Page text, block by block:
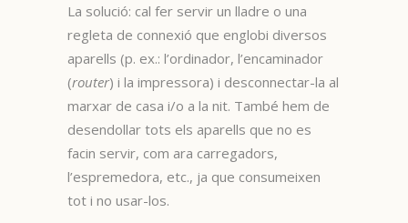
La solució: cal fer servir un lladre o una
regleta de connexió que englobi diversos
aparells (p. ex.: l’ordinador, l’encaminador
(router) i la impressora) i desconnectar-la al
marxar de casa i/o a la nit. També hem de
desendollar tots els aparells que no es
facin servir, com ara carregadors,
l’espremedora, etc., ja que consumeixen
tot i no usar-los.